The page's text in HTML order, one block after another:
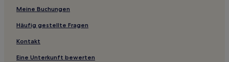
Naemuk Hotels
Gochang Hotels
Tanji Hotels
Taejang Hotels
Meine Buchungen
Häufig gestellte Fragen
Kontakt
Eine Unterkunft bewerten